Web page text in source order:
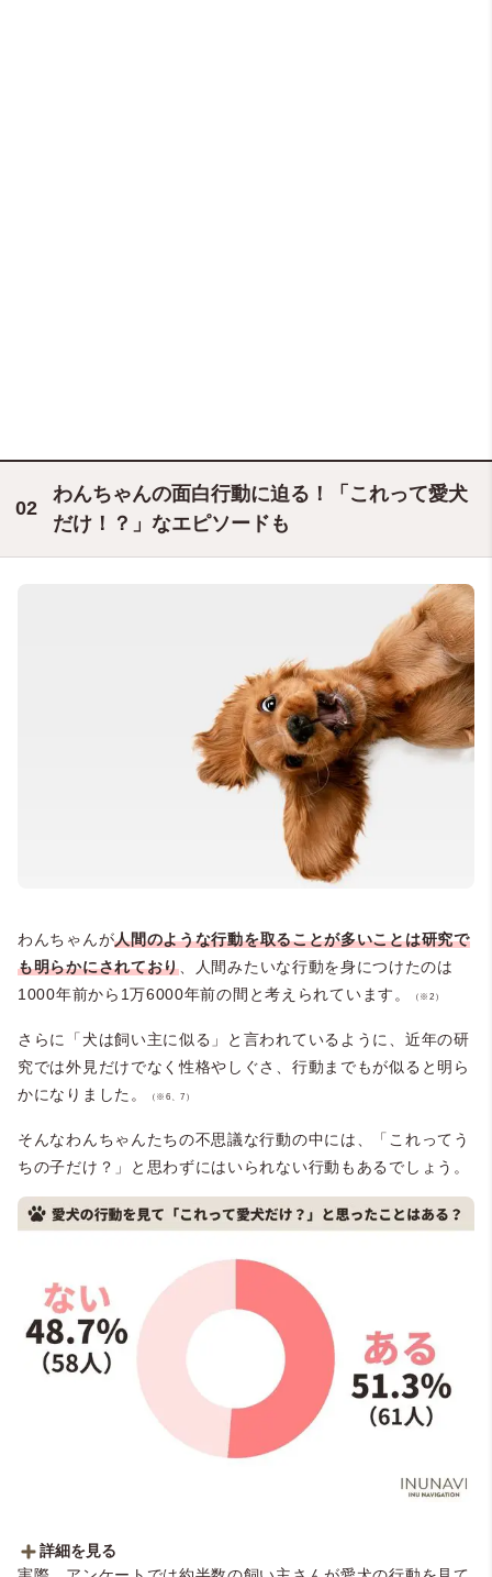
わんちゃんの面白行動に迫る！「これって愛犬
だけ！？」なエピソードも
わんちゃんが人間のような行動を取ることが多いことは研究で
も明らかにされており、人間みたいな行動を身につけたのは
1000年前から1万6000年前の間と考えられています。
（※2）
さらに「犬は飼い主に似る」と言われているように、近年の研
究では外見だけでなく性格やしぐさ、行動までもが似ると明ら
かになりました。
（※6、7）
そんなわんちゃんたちの不思議な行動の中には、「これってう
ちの子だけ？」と思わずにはいられない行動もあるでしょう。
詳細を見る